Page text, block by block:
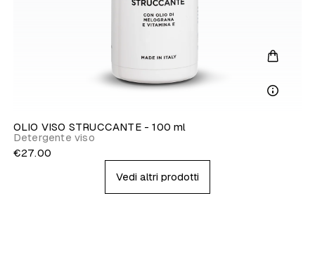
OLIO VISO STRUCCANTE - 100 ml
Detergente viso
€27.00
Vedi altri prodotti